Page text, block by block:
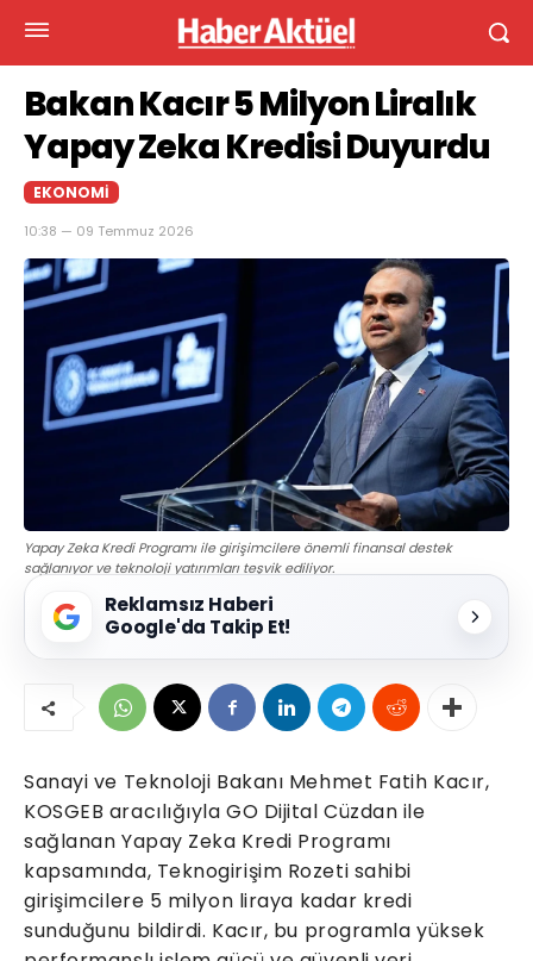
Bakan Kacır 5 Milyon Liralık
Yapay Zeka Kredisi Duyurdu
EKONOMI
10:38 — 09 Temmuz 2026
Yapay Zeka Kredi Programı ile girişimcilere önemli finansal destek
sağlanıyor ve teknoloji yatırımları teşvik ediliyor.
Reklamsız Haberi
Google'da Takip Et!
Sanayi ve Teknoloji Bakanı Mehmet Fatih Kacır,
KOSGEB aracılığıyla GO Dijital Cüzdan ile
sağlanan Yapay Zeka Kredi Programı
kapsamında, Teknogirişim Rozeti sahibi
girişimcilere 5 milyon liraya kadar kredi
sunduğunu bildirdi. Kacır, bu programla yüksek